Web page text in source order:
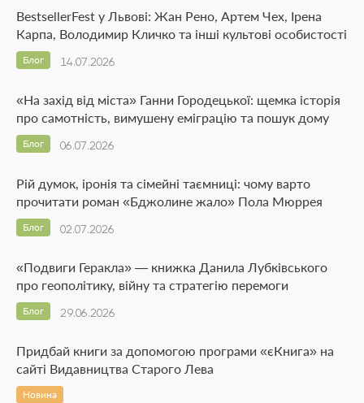
BestsellerFest у Львові: Жан Рено, Артем Чех, Ірена
Карпа, Володимир Кличко та інші культові особистості
14.07.2026
Блог
«На захід від міста» Ганни Городецької: щемка історія
про самотність, вимушену еміграцію та пошук дому
06.07.2026
Блог
Рій думок, іронія та сімейні таємниці: чому варто
прочитати роман «Бджолине жало» Пола Мюррея
02.07.2026
Блог
«Подвиги Геракла» — книжка Данила Лубківського
про геополітику, війну та стратегію перемоги
29.06.2026
Блог
Придбай книги за допомогою програми «єКнига» на
сайті Видавництва Старого Лева
Новина